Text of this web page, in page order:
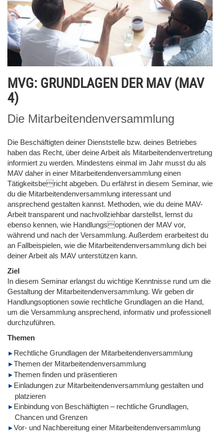
MVG: GRUNDLAGEN DER MAV (MAV
4)
Die Mitarbeitendenversammlung
Die Beschäftigten deiner Dienststelle bzw. deines Betriebes
haben das Recht, über deine Arbeit als Mitarbeitendenvertretung
informiert zu werden. Mindestens einmal im Jahr musst du als
MAV daher in einer Mitarbeitendenversammlung einen
Tätigkeitsbericht abgeben. Du erfährst in diesem Seminar, wie
du die Mitarbeitendenversammlung interessant und
ansprechend gestalten kannst. Methoden, wie du deine MAV-
Arbeit transparent und nachvollziehbar darstellst, lernst du
ebenso kennen, wie Handlungsoptionen der MAV vor,
während und nach der Versammlung. Außerdem erarbeitest du
an Fallbeispielen, wie die Mitarbeitendenversammlung dich bei
deiner Arbeit als MAV unterstützen kann.
Ziel
In diesem Seminar erlangst du wichtige Kenntnisse rund um die
Gestaltung der Mitarbeitendenversammlung. Wir geben dir
Handlungsoptionen sowie rechtliche Grundlagen an die Hand,
um die Versammlung ansprechend, informativ und professionell
durchzuführen.
Themen
Rechtliche Grundlagen der Mitarbeitendenversammlung
Themen der Mitarbeitendenversammlung
Themen finden und präsentieren
Einladungen zur Mitarbeitendenversammlung gestalten und
platzieren
Einbindung von Beschäftigten – rechtliche Grundlagen,
Chancen und Grenzen
Vor- und Nachbereitung einer Mitarbeitendenversammlung